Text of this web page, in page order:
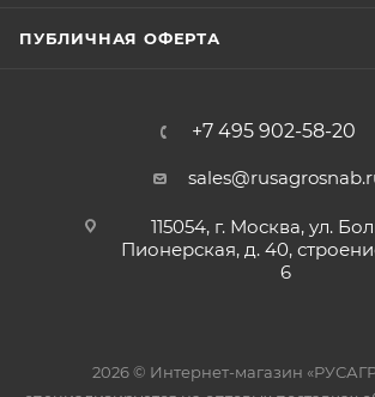
ПУБЛИЧНАЯ ОФЕРТА
+7 495 902-58-20
115054, г. Москва, ул.
Пионерская, д. 40,
6
2026 © Интернет-магазин